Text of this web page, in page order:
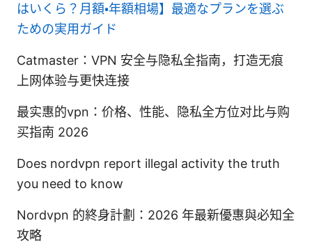
はいくら？月額・年額相場】最適なプランを選ぶ
ための実用ガイド
Catmaster：VPN 安全与隐私全指南，打造无痕
上网体验与更快连接
最实惠的vpn：价格、性能、隐私全方位对比与购
买指南 2026
Does nordvpn report illegal activity the truth
you need to know
Nordvpn 的終身計劃：2026 年最新優惠與必知全
攻略